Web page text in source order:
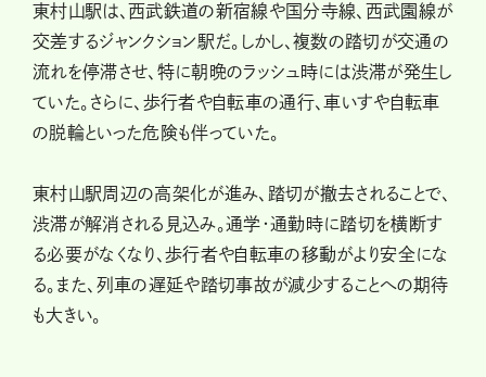
東村山駅は、西武鉄道の新宿線や国分寺線、西武園線が
交差するジャンクション駅だ。しかし、複数の踏切が交通の
流れを停滞させ、特に朝晩のラッシュ時には渋滞が発生し
ていた。さらに、歩行者や自転車の通行、車いすや自転車
の脱輪といった危険も伴っていた。
東村山駅周辺の高架化が進み、踏切が撤去されることで、
渋滞が解消される見込み。通学・通勤時に踏切を横断す
る必要がなくなり、歩行者や自転車の移動がより安全にな
る。また、列車の遅延や踏切事故が減少することへの期待
も大きい。